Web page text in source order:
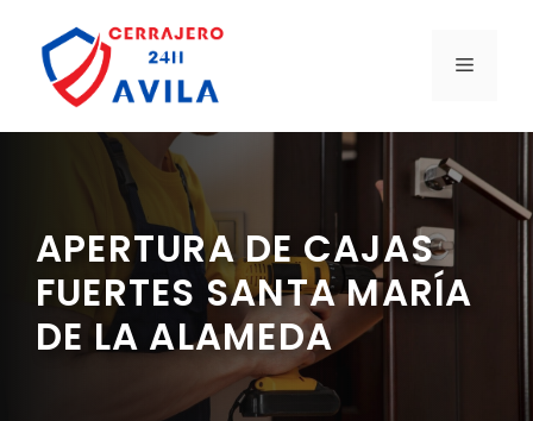
contenido
MENÚ
APERTURA DE CAJAS
FUERTES SANTA MARÍA
DE LA ALAMEDA